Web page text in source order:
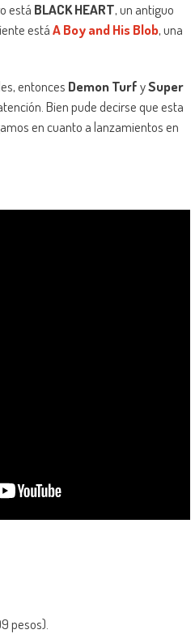
está BLACK HEART, un antiguo
estáA Boy and His Blob, una
entonces Demon TurfySuper
Bien pude decirse que esta
en cuanto a lanzamientos en
pesos).